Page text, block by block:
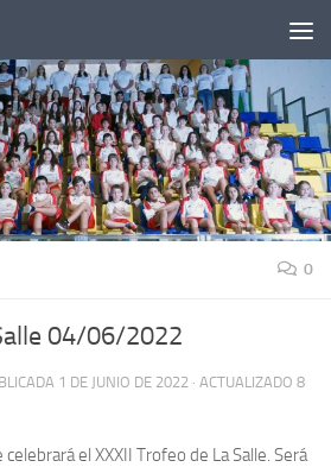
0
04/06/2022
1 DE JUNIO DE 2022 · ACTUALIZADO 8
el XXXII Trofeo de La Salle. Será